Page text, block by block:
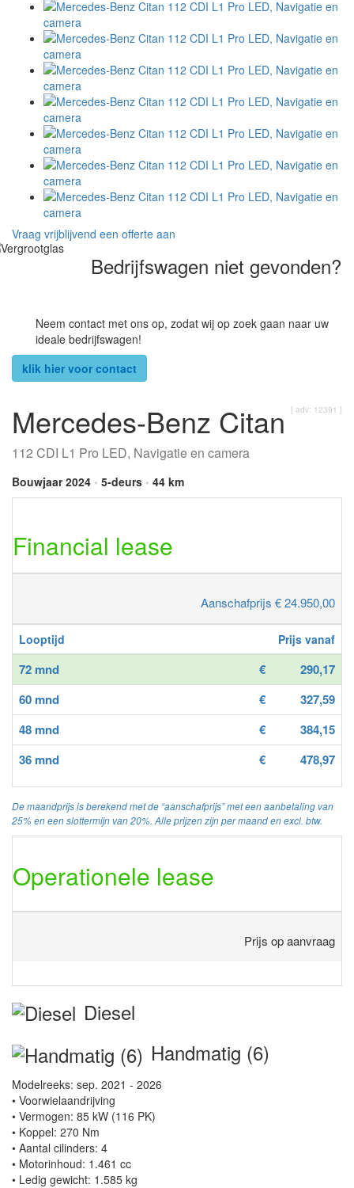
Vraag vrijblijvend een offerte aan
Bedrijfswagen niet gevonden?
Neem contact met ons op, zodat wij op zoek gaan naar uw
ideale bedrijfswagen!
klik hier voor contact
[ adv: 12391 ]
Mercedes-Benz Citan
112 CDI L1 Pro LED, Navigatie en camera
Bouwjaar 2024 • 5-deurs • 44 km
Financial lease
Aanschafprijs € 24.950,00
Looptijd Prijs vanaf
72 mnd €
290,17
60 mnd
€
327,59
48 mnd
€
384,15
36 mnd
€ 478,97
De maandprijs is berekend met de “aanschafprijs” met een aanbetaling van
25% en een slottermijn van 20%. Alle prijzen zijn per maand en excl. btw.
Operationele lease
Prijs op aanvraag
Diesel
Handmatig (6)
Modelreeks: sep. 2021 - 2026
• Voorwielaandrijving
• Vermogen: 85 kW (116 PK)
• Koppel: 270 Nm
• Aantal cilinders: 4
• Motorinhoud: 1.461 cc
• Ledig gewicht: 1.585 kg